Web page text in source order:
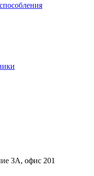
3А, офис 201